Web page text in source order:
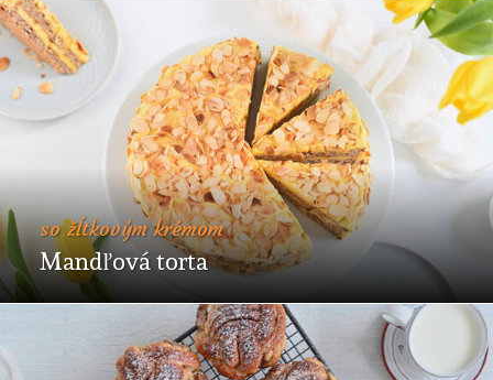
so žĺtkovým krémom
Mandľová torta